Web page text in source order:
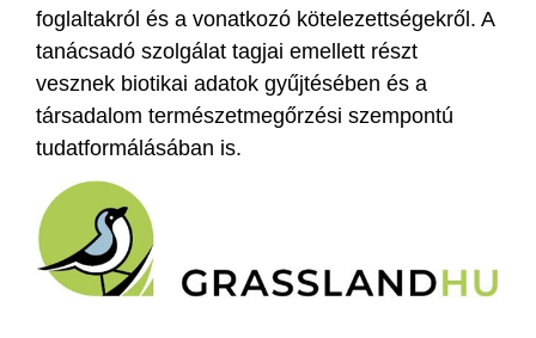
foglaltakról és a vonatkozó kötelezettségekről. A
tanácsadó szolgálat tagjai emellett részt
vesznek biotikai adatok gyűjtésében és a
társadalom természetmegőrzési szempontú
tudatformálásában is.